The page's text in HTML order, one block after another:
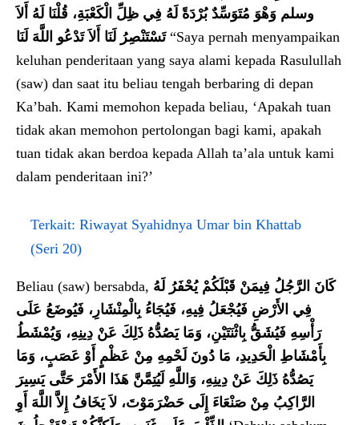
وسلم وَهْوَ مُتَوَسِّدٌ بُرْدَةً لَهُ فِي ظِلِّ الْكَعْبَةِ، قُلْنَا لَهُ أَلاَ
تَسْتَنْصِرُ لَنَا أَلاَ تَدْعُو اللَّهَ لَنَا“Saya pernah menyampaikan
keluhan penderitaan yang saya alami kepada Rasulullah
(saw) dan saat itu beliau tengah berbaring di depan
Ka’bah. Kami memohon kepada beliau, ‘Apakah tuan
tidak akan memohon pertolongan bagi kami, apakah
tuan tidak akan berdoa kepada Allah ta’ala untuk kami
dalam penderitaan ini?’
Terkait: Riwayat Syahidnya Umar bin Khattab
(Seri 20)
Beliau (saw) bersabda, كَانَ الرَّجُلُ فِيمَنْ قَبْلَكُمْ يُحْفَرُ لَهُ
فِي الأَرْضِ فَيُجْعَلُ فِيهِ، فَيُجَاءُ بِالْمِنْشَارِ، فَيُوضَعُ عَلَى
رَأْسِهِ فَيُشَقُّ بِاثْنَتَيْنِ، وَمَا يَصُدُّهُ ذَلِكَ عَنْ دِينِهِ، وَيُمْشَطُ
بِأَمْشَاطِ الْحَدِيدِ، مَا دُونَ لَحْمِهِ مِنْ عَظْمٍ أَوْ عَصَبٍ، وَمَا
يَصُدُّهُ ذَلِكَ عَنْ دِينِهِ، وَاللَّهِ لَيُتِمَّنَّ هَذَا الأَمْرَ حَتَّى يَسِيرَ
الرَّاكِبُ مِنْ صَنْعَاءَ إِلَى حَضْرَمَوْتَ، لاَ يَخَافُ إِلاَّ اللَّهَ أَوِ